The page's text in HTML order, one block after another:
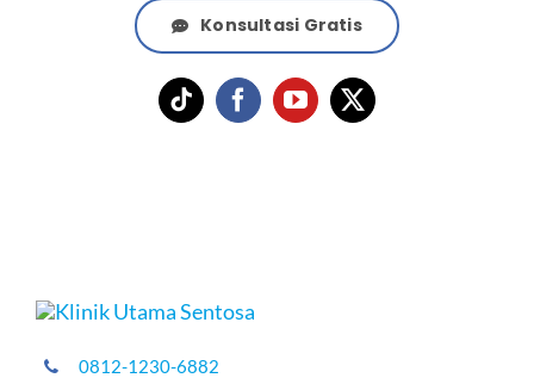
Konsultasi Gratis
0812-1230-6882